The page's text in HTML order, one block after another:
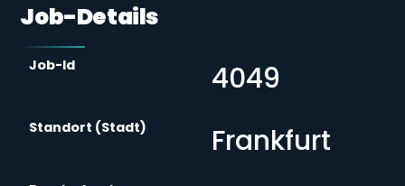
Job-Details
Job-Id 4049
Standort (Stadt) Frankfurt